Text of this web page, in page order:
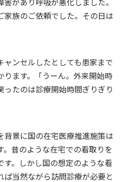
家族のご依頼でした。その日は
ャンセルしたとしても患家まで
ります。「うーん。外来開始時
ったのは診療開始時間ぎりぎり
背景に国の在宅医療推進施策は
。昔のような在宅での看取りを
。しかし国の想定のような看
当然ながら訪問診療が必要と